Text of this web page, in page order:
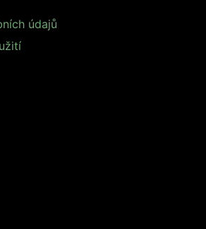
údajů